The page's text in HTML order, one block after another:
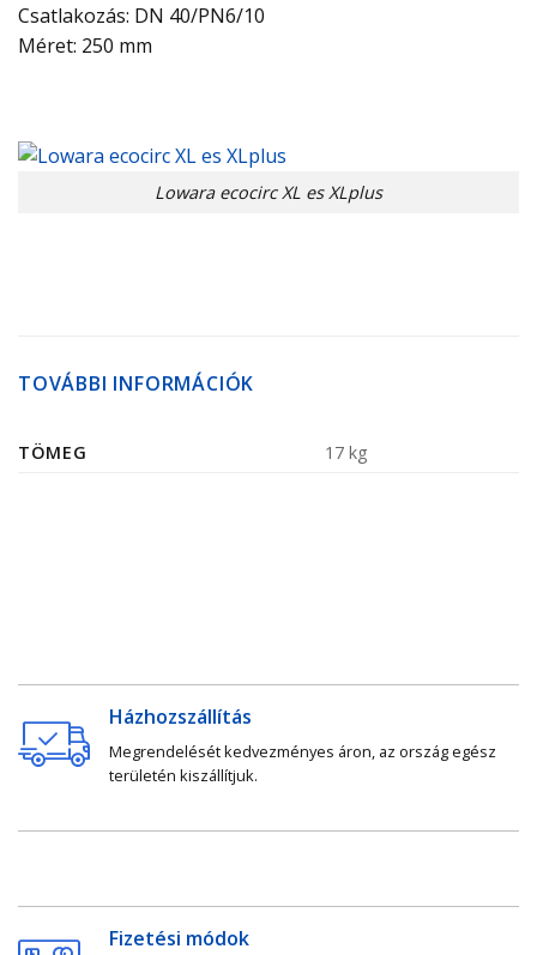
Csatlakozás: DN 40/PN6/10
Méret: 250 mm
Lowara ecocirc XL es XLplus
TOVÁBBI INFORMÁCIÓK
TÖMEG 17 kg
Házhozszállítás
Megrendelését kedvezményes áron, az ország egész
területén kiszállítjuk.
Fizetési módok